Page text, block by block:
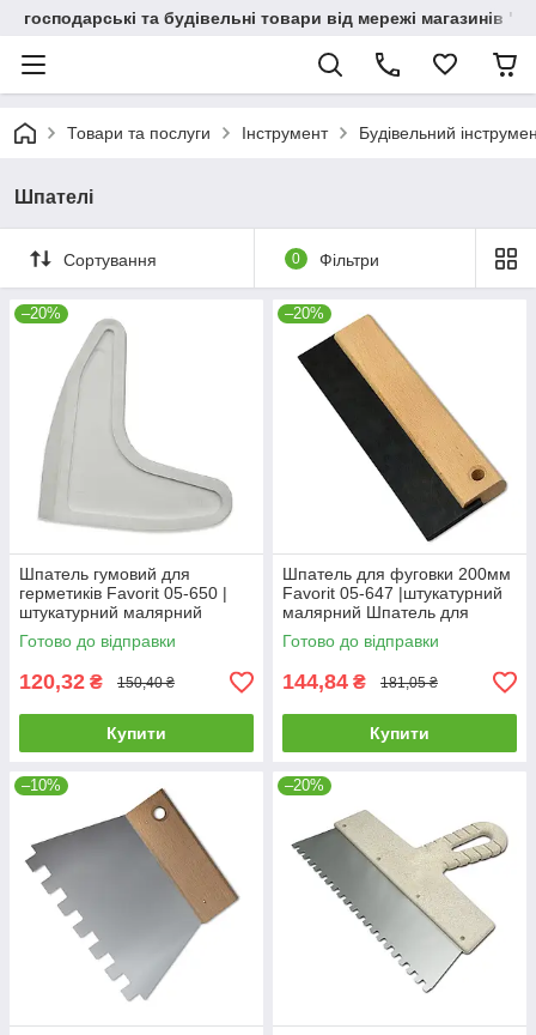
господарські та будівельні товари від мережі магазинів
Товари та послуги Інструмент Будівельний
Шпателі
Сортування 0 Фільтри
–20%
Шпатель гумовий для
герметиків Favorit 05-650 |
штукатурний малярний
Шпатель резиновый для
герметиков Favorit
Готово до відправки
120,32 ₴ 150,40 ₴
Купити
–20%
Шпатель для фуговки 200мм
Favorit 05-647 |штукатурний
малярний Шпатель для
фуговки 200мм Favorit
Готово до відправки
144,84 ₴ 181,05 ₴
Купити
–10% –20%